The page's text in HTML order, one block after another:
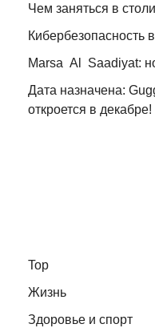
Чем заняться в
Кибербезопасность
Marsa Al Saadiyat:
Дата назначена:
откроется в декабре!
Top
Жизнь
Здоровье и спорт